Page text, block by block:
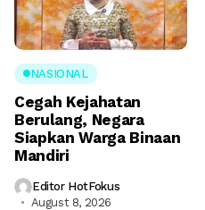
NASIONAL
Cegah Kejahatan
Berulang, Negara
Siapkan Warga Binaan
Mandiri
Editor HotFokus
August 8, 2026